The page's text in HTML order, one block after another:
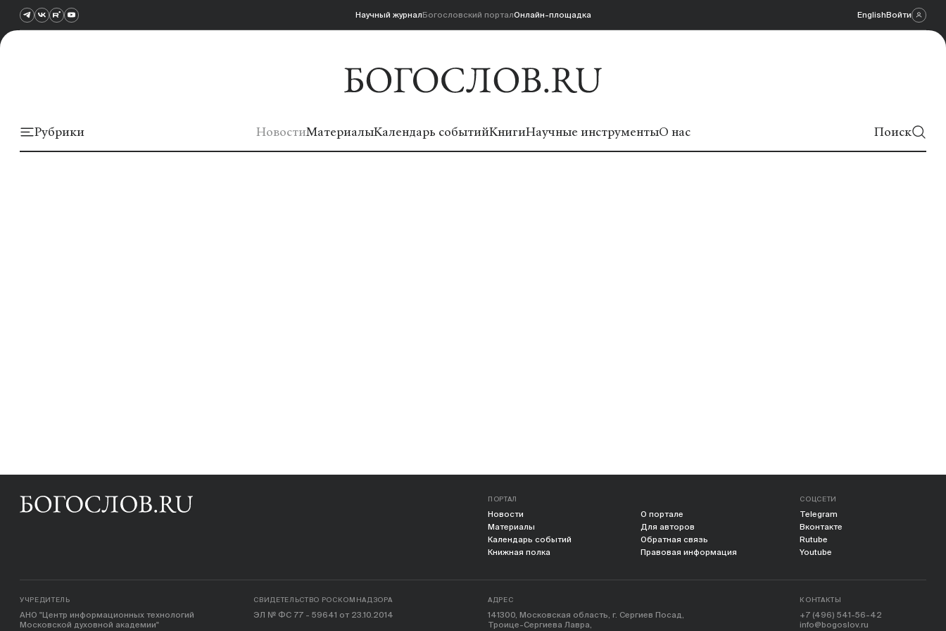
Научный журналБогословский порталОнлайн-площадка EnglishВойти
Рубрики НовостиМатериалыКалендарь событийКнигиНаучные инструментыО нас Поиск
ПОРТАЛ
Новости
Материалы
Календарь событий
Книжная полка
О портале
Для авторов
Обратная связь
Правовая информация
СОЦСЕТИ
Telegram
Вконтакте
Rutube
Youtube
УЧРЕДИТЕЛЬ
АНО "Центр информационных технологий
Московской духовной академии"
СВИДЕТЕЛЬСТВО РОСКОМНАДЗОРА
ЭЛ № ФС 77 - 59641 от 23.10.2014
АДРЕС
141300, Московская область, г. Сергиев Посад,
Троице-Сергиева Лавра,
КОНТАКТЫ
+7 (496) 541-56-42
info@bogoslov.ru